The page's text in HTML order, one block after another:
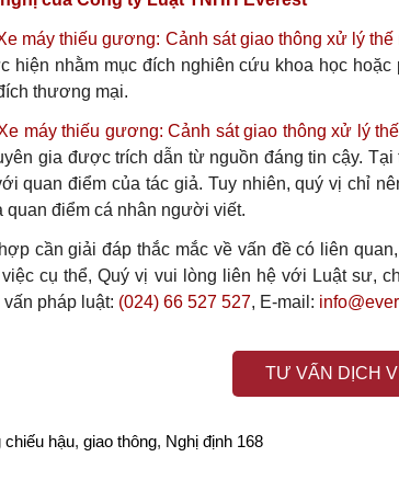
máy thiếu gương: Cảnh sát giao thông xử lý thế
hiện nhằm mục đích nghiên cứu khoa học
thương mại.
máy thiếu gương: Cảnh sát giao thông xử lý
gia được trích dẫn từ nguồn đáng tin cậy.
quan điểm của tác giả. Tuy nhiên, quý vị chỉ
quan điểm cá nhân người viết.
cần giải đáp thắc mắc về vấn đề có liên
cụ thể, Quý vị vui lòng liên hệ với Luật sư,
pháp luật: (024) 66 527 527, E-mail:
TƯ VẤN DỊCH
hậu, giao thông, Nghị định 168